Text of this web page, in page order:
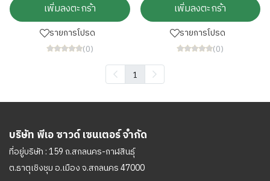
เพิ่มลงตะกร้า
รายการโปรด
(0)
เพิ่มลงตะกร้า
รายการโปรด
(0)
1
บริษัท พีเอ ซาวด์ เซนเตอร์ จำกัด
ที่อยู่บริษัท : 159 ถ.สกลนคร-กาฬสินธุ์
ต.ธาตุเชิงชุม อ.เมือง จ.สกลนคร 47000